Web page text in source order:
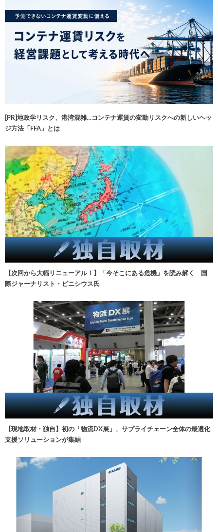
[PR]地政学リスク、港湾混雑…コンテナ運賃の変動リスクへの新しいヘッ
ジ方法「FFA」とは
【次回から大幅リニューアル！】「今そこにある危機」を読み解く 国
際ジャーナリスト・ビニシウス氏
【現地取材・独自】初の「物流DX展」、サプライチェーン全体の最適化
支援ソリューションが集結